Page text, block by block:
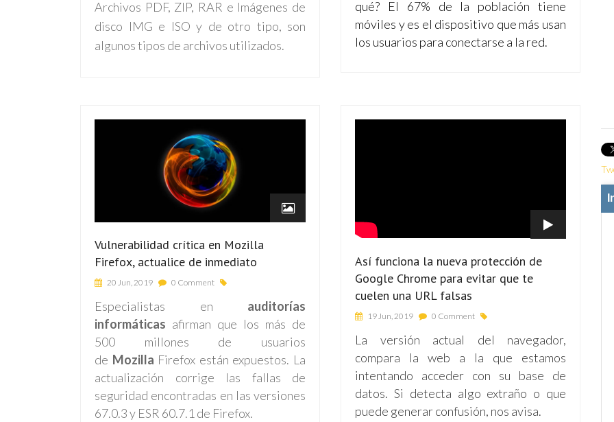
Archivos PDF, ZIP, RAR e Imágenes de
disco IMG e ISO y de otro tipo, son
algunos tipos de archivos utilizados.
qué? El 67% de la población tiene
móviles y es el dispositivo que más usan
los usuarios para conectarse a la red.
Vulnerabilidad crítica en Mozilla
Firefox, actualice de inmediato
20 Jun, 2019 0 Comment
Especialistas en auditorías
informáticas afirman que los más de
500 millones de usuarios
de Mozilla Firefox están expuestos. La
actualización corrige las fallas de
seguridad encontradas en las versiones
67.0.3 y ESR 60.7.1 de Firefox.
Así funciona la nueva protección de
Google Chrome para evitar que te
cuelen una URL falsas
19 Jun, 2019 0 Comment
La versión actual del navegador,
compara la web a la que estamos
intentando acceder con su base de
datos. Si detecta algo extraño o que
puede generar confusión, nos avisa.